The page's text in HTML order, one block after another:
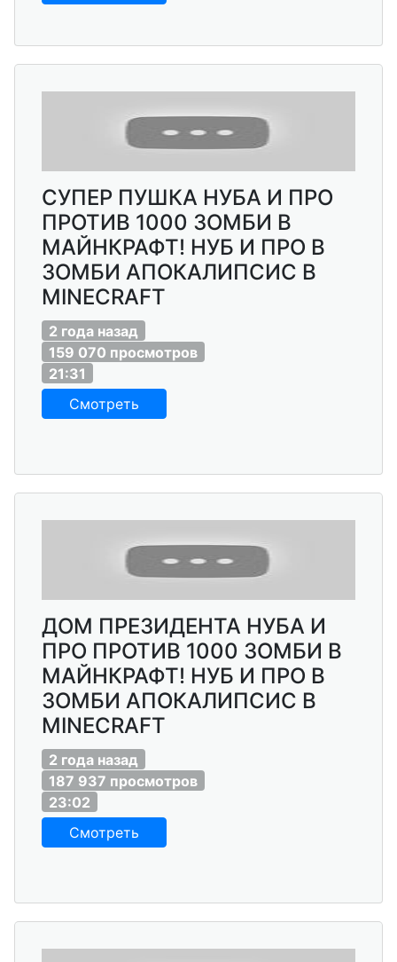
СУПЕР ПУШКА НУБА И ПРО
ПРОТИВ 1000 ЗОМБИ В
МАЙНКРАФТ! НУБ И ПРО В
ЗОМБИ АПОКАЛИПСИС В
MINECRAFT
2 года назад
159 070 просмотров
21:31
Смотреть
ДОМ ПРЕЗИДЕНТА НУБА И
ПРО ПРОТИВ 1000 ЗОМБИ В
МАЙНКРАФТ! НУБ И ПРО В
ЗОМБИ АПОКАЛИПСИС В
MINECRAFT
2 года назад
187 937 просмотров
23:02
Смотреть